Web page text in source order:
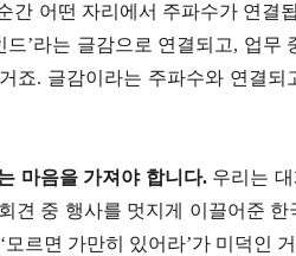
간 어떤 자리에서 주파수가 연결
’라는 글감으로 연결되고, 업
죠. 글감이라는 주파수와 연결
마음을 가져야 합니다.우리는 대
견 중 행사를 멋지게 이끌어준
르면 가만히 있어라’가 미덕인